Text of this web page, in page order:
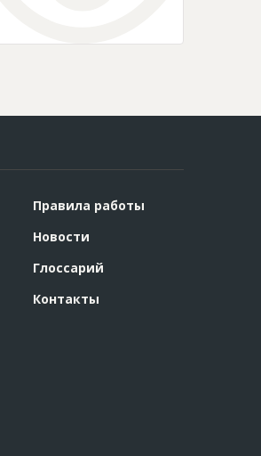
Правила работы
Новости
Глоссарий
Контакты